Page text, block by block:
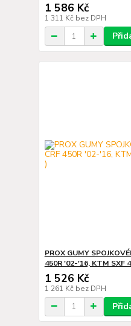
1 586 Kč
1 311 Kč bez DPH
PROX GUMY
450R '02-'16, KTM SXF
1 526 Kč
1 261 Kč bez DPH